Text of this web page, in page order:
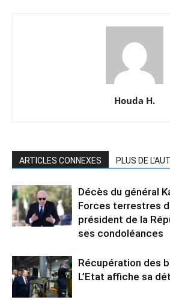
Houda H.
ARTICLES CONNEXES PLUS DE
Décès du général
Forces terrestres
président de la
ses condoléances
Récupération des
L’Etat affiche sa